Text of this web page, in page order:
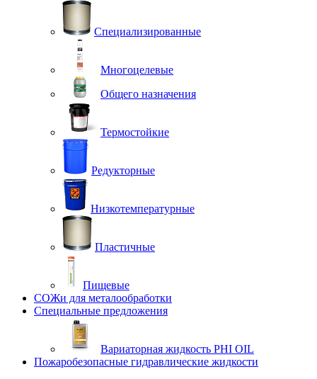
Специализированные
Многоцелевые
Общего назначения
Термостойкие
Редукторные
Низкотемпературные
Пластичные
Пищевые
СОЖи для металообработки
Специальные предложения
Вариаторная жидкость PHI OIL
Пожаробезопасные гидравлические жидкости